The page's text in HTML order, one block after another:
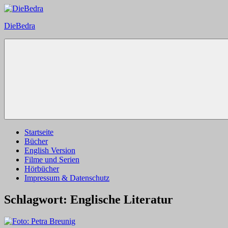
Zum
springen
DieBedra
Startseite
Bücher
English Version
Filme und Serien
Hörbücher
Impressum & Datenschutz
Schlagwort: Englische Literatur